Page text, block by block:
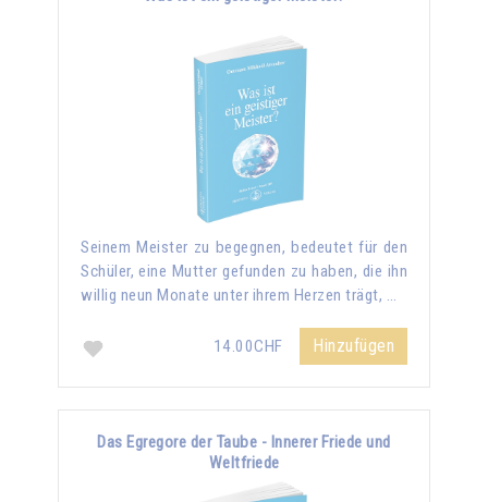
Seinem Meister zu begegnen, bedeutet für den
Schüler, eine Mutter gefunden zu haben, die ihn
willig neun Monate unter ihrem Herzen trägt, …
14.00CHF Hinzufügen
Das Egregore der Taube - Innerer Friede und
Weltfriede